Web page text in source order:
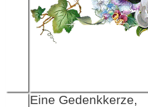
Eine Gedenkkerze,